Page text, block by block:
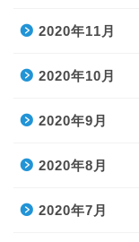
2020年11月
2020年10月
2020年9月
2020年8月
2020年7月